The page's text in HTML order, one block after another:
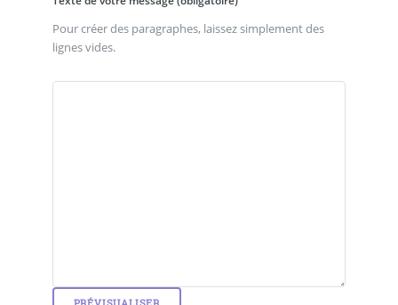
Pour créer des paragraphes, laissez simplement des
lignes vides.